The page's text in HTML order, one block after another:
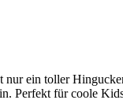
ein toller
Perfekt für coole